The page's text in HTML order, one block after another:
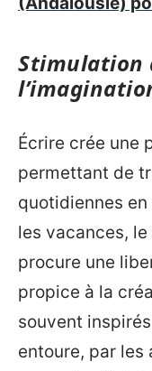
Stimulation
Écrire crée une
permettant de
quotidiennes
les vacances,
procure une
propice à la
souvent
entoure, par les